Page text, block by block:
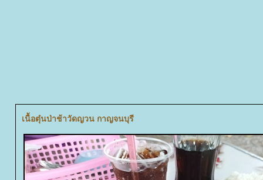
เนื้อตุ๋นป่าช้าวัดญวน กาญจนบุรี